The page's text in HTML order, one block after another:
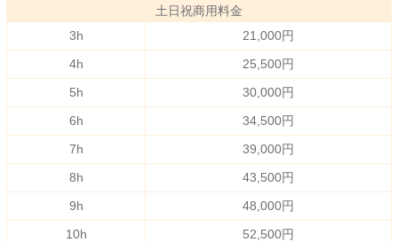
土日祝商用料金
3h
21,000円
4h
25,500円
5h
30,000円
6h
34,500円
7h
39,000円
8h
43,500円
9h
48,000円
10h
52,500円